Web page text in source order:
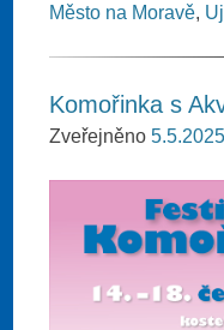
Město na Moravě,
Komořinka s
Zveřejněno5.5.2025